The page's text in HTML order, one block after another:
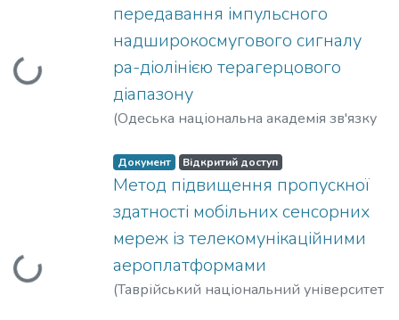
Вантажиться...
передавання імпульсного
надширокосмугового сигналу
ра-діолінією терагерцового
діапазону
(Одеська національна академія зв'язку
Леонідович;Бунін, Сергій Георгійович
Наритник, Теодор Миколайович
Документ Відкритий доступ
Метод підвищення пропускної
здатності мобільних сенсорних
мереж із телекомунікаційними
аероплатформами
(Таврійський національний університет